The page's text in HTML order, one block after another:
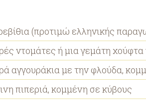
(προτιμώ ελληνικής
ή μια γεμάτη χούφτα
με την φλούδα,
κομμένη σε κύβους